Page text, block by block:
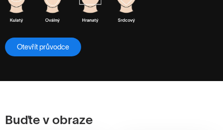
Otevřít průvodce
Buďte v obraze